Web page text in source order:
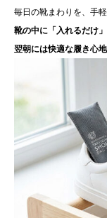
毎日の靴まわりを、手
靴の中に「入れるだけ
翌朝には快適な履き心